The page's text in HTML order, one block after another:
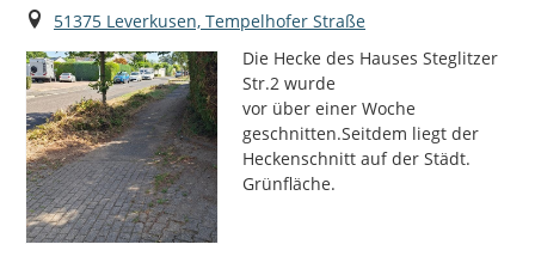
Ort
51375 Leverkusen, Tempelhofer Straße
Die Hecke des Hauses Steglitzer
Str.2 wurde
vor über einer Woche
geschnitten.Seitdem liegt der
Heckenschnitt auf der Städt.
Grünfläche.